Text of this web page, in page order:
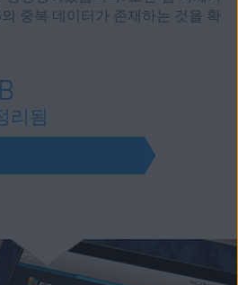
중복 데이터가 존재하는 것을 확
리됨